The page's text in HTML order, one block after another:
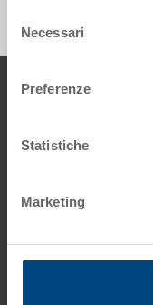
del
consenso
Necessari
Preferenze
Statistiche
Marketing
piè di
Contattaci
Sales Office Italia
Condizioni